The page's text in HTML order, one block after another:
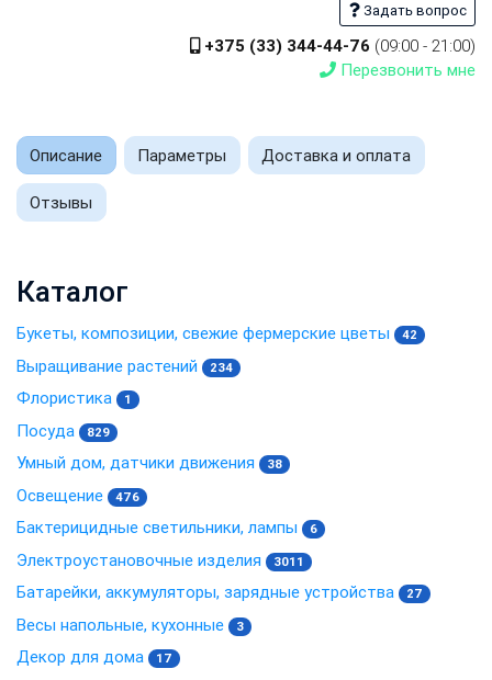
Задать вопрос
+375 (33) 344-44-76 (09:00 - 21:00)
Перезвонить мне
Описание Параметры Доставка и оплата
Отзывы
Каталог
Букеты, композиции, свежие фермерские цветы 42
Выращивание растений 234
Флористика 1
Посуда 829
Умный дом, датчики движения 38
Освещение 476
Бактерицидные светильники, лампы 6
Электроустановочные изделия 3011
Батарейки, аккумуляторы, зарядные устройства 27
Весы напольные, кухонные 3
Декор для дома 17